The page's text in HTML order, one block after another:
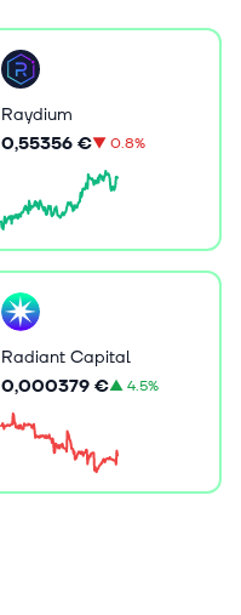
Raydium
0,55356 €▼0.8%
Radiant Capital
0,000379 €▲4.5%